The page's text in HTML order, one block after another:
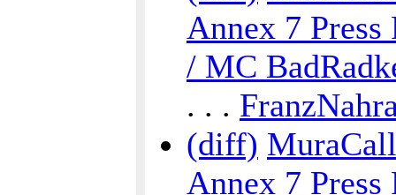
Annex 7 Press
/ MC
. . .
(diff)
Annex 7 Press